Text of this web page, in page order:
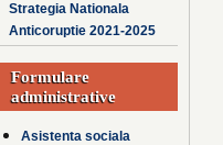
Strategia Nationala
Anticoruptie 2021-2025
Formulare
administrative
Asistenta sociala